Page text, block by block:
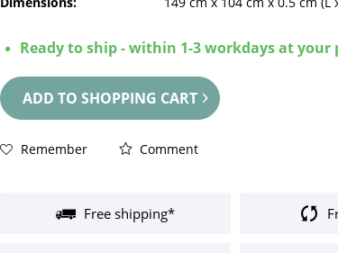
Ready to ship - within 1-3 workdays at your
ADD TO SHOPPING CART
Remember Comment
Free shipping*